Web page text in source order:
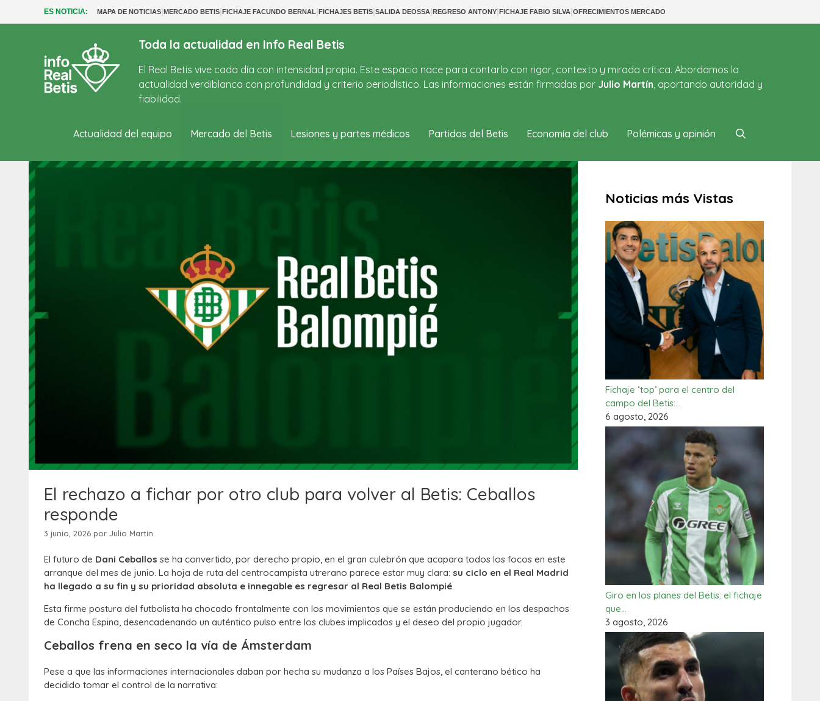
ES NOTICIA: MAPA DE NOTICIAS|MERCADO BETIS|FICHAJE FACUNDO BERNAL|FICHAJES BETIS|SALIDA DEOSSA|REGRESO ANTONY|FICHAJE FABIO SILVA|OFRECIMIENTOS MERCADO
Toda la actualidad en Info Real Betis
El Real Betis vive cada día con intensidad propia. Este espacio nace para contarlo con rigor, contexto y mirada crítica. Abordamos la
actualidad verdiblanca con profundidad y criterio periodístico. Las informaciones están firmadas por Julio Martín, aportando autoridad y
fiabilidad.
Actualidad del equipo Mercado del Betis Lesiones y partes médicos Partidos del Betis Economía del club Polémicas y opinión
El rechazo a fichar por otro club para volver al Betis: Ceballos
responde
3 junio, 2026 por Julio Martín
El futuro de Dani Ceballos se ha convertido, por derecho propio, en el gran culebrón que acapara todos los focos en este
arranque del mes de junio. La hoja de ruta del centrocampista utrerano parece estar muy clara: su ciclo en el Real Madrid
ha llegado a su fin y su prioridad absoluta e innegable es regresar al Real Betis Balompié.
Esta firme postura del futbolista ha chocado frontalmente con los movimientos que se están produciendo en los despachos
de Concha Espina, desencadenando un auténtico pulso entre los clubes implicados y el deseo del propio jugador.
Ceballos frena en seco la vía de Ámsterdam
Pese a que las informaciones internacionales daban por hecha su mudanza a los Países Bajos, el canterano bético ha
decidido tomar el control de la narrativa:
Noticias más Vistas
Fichaje ‘top’ para el centro del
campo del Betis:…
6 agosto, 2026
Giro en los planes del Betis: el fichaje
que…
3 agosto, 2026